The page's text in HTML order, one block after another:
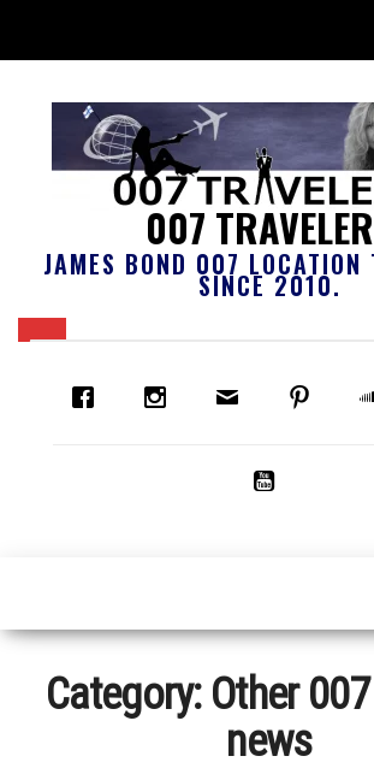
007
JAMES BOND 007 LOCATION
SINCE 2010.
Category: Other
news